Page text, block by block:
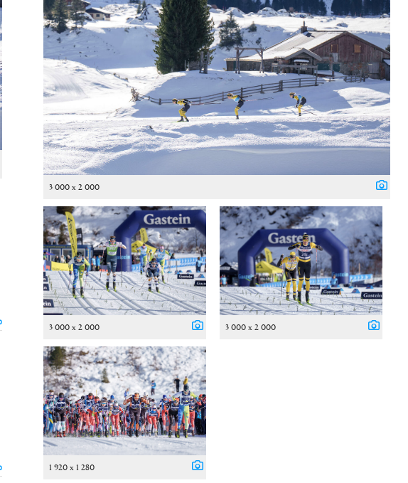
3 000 x 2 000
3 000 x 2 000 3 000 x 2 000
1 920 x 1 280